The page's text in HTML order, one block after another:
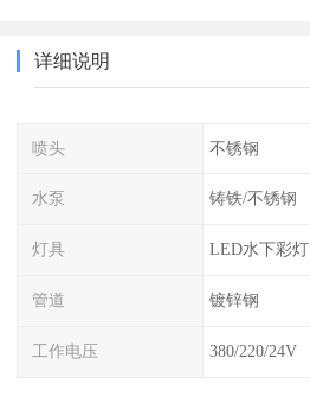
详细说明
喷头 不锈钢
水泵 铸铁/不锈钢
灯具 LED水下彩灯
管道 镀锌钢
工作电压 380/220/24V